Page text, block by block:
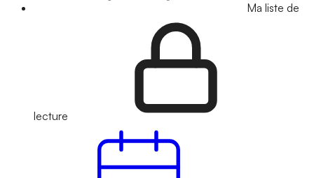
Ma liste de
lecture